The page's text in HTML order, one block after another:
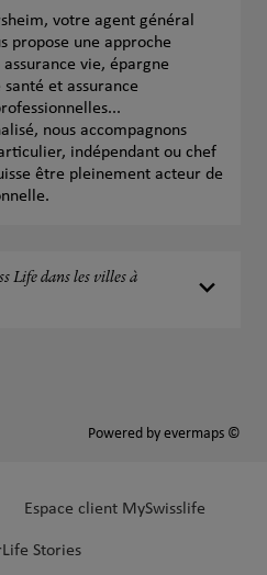
votre agent général
propose une approche
vie, épargne
et assurance
nous accompagnons
indépendant ou chef
être pleinement acteur de
Life dans les villes à
Powered by evermaps ©
Espace client MySwisslife
Stories